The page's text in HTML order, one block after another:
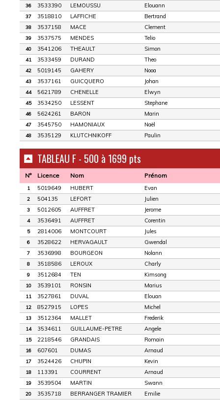
36 3533390 LEMOUSSU Elouann
37 3518810 LAFFICHE Bertrand
38 3537158 MACE Clement
39 3537575 MENDES Telio
40 3541206 THEAULT Simon
41 3533459 DURAND Theo
42 5019145 GAHERY Nooa
43 3537161 GUICQUERO Johan
44 5621789 CHENELLE Elwyn
45 3534250 LESSENT Stephane
46 5624261 BARON Marin
47 3545750 HAMONIAUX Naël
48 3535129 KLUTCHNIKOFF Paulin
TABLEAU F - 500 à 1699 pts
N° Licence Nom Prénom
1 5019649 HUBERT Evan
2 504135 LEFORT Julien
3 5012605 AUFFRET Jerome
4 3536491 AUFFRET Corentin
5 2814006 MONTCOURT Jules
6 3528622 HERVAGAULT Gwendal
7 3536998 BOURGEON Nolann
8 3518586 LEROUX Charly
9 3512684 TEN Kimsong
10 3539101 RONSIN Marius
11 3527861 DUVAL Elouan
12 8527915 LOPES Michel
13 3512364 MALLET Frederik
14 3534611 GUILLAUME-PETRE Angele
15 2218546 GRANDAIS Romain
16 607601 DUMAS Arnaud
17 3524426 CHUPIN Kevin
18 113391 COURRENT Arnaud
19 3539504 MARTIN Swann
20 3535718 BERRANGER TRAMIER Emilie